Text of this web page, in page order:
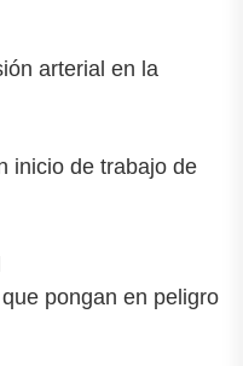
arterial en la
inicio de trabajo de
pongan en peligro